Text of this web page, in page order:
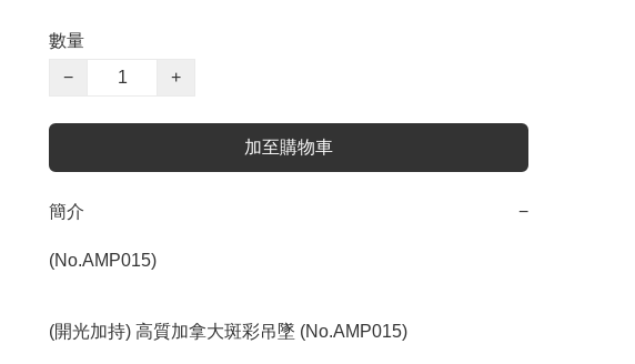
數量
−
+
加至購物車
簡介 −
(No.AMP015)
(開光加持) 高質加拿大斑彩吊墜 (No.AMP015)